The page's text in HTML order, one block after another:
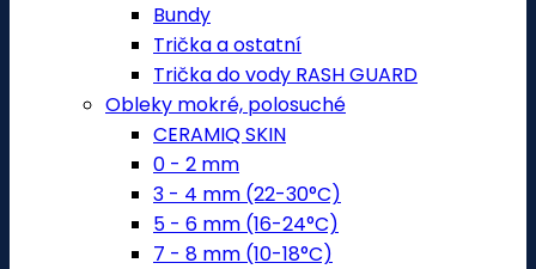
Bundy
Trička a ostatní
Trička do vody RASH GUARD
Obleky mokré, polosuché
CERAMIQ SKIN
0 - 2 mm
3 - 4 mm (22-30°C)
5 - 6 mm (16-24°C)
7 - 8 mm (10-18°C)